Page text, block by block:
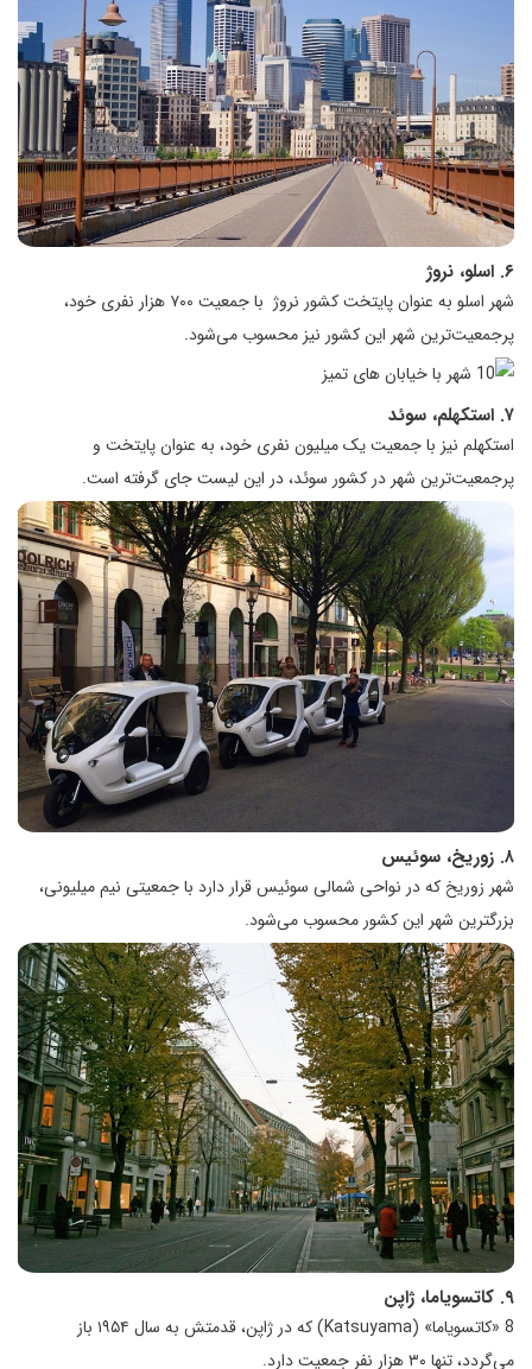
۶. اسلو، نروژ
شهر اسلو به عنوان پایتخت کشور نروژ با جمعیت ۷۰۰ هزار نفری خود،
پرجمعیت‌ترین شهر این کشور نیز محسوب می‌شود.
۷. استکهلم، سوئد
استکهلم نیز با جمعیت یک میلیون نفری خود، به عنوان پایتخت و
پرجمعیت‌ترین شهر در کشور سوئد، در این لیست جای گرفته است.
۸. زوریخ، سوئیس
شهر زوریخ که در نواحی شمالی سوئیس قرار دارد با جمعیتی نیم میلیونی،
بزرگترین شهر این کشور محسوب می‌شود.
۹. کاتسویاما، ژاپن
8 «کاتسویاما» (Katsuyama) که در ژاپن، قدمتش به سال ۱۹۵۴ باز
می‌گردد، تنها ۳۰ هزار نفر جمعیت دارد.